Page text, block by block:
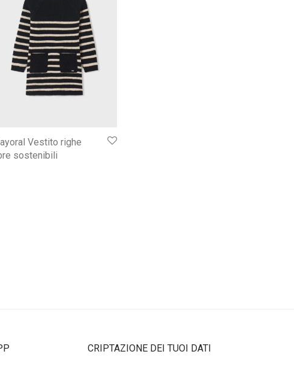
Vestito righe
sostenibili
CRIPTAZIONE DEI TUOI DATI